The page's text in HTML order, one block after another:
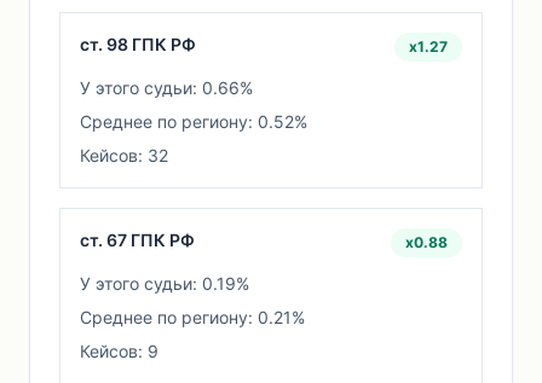
ст. 98 ГПК РФ x1.27
У этого судьи: 0.66%
Среднее по региону: 0.52%
Кейсов: 32
ст. 67 ГПК РФ x0.88
У этого судьи: 0.19%
Среднее по региону: 0.21%
Кейсов: 9